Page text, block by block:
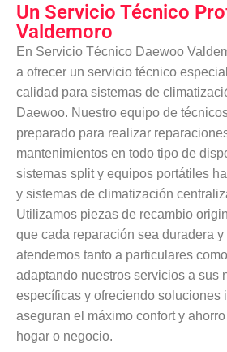
Un Servicio Técnico
Valdemoro
En Servicio Técnico Daewoo
a ofrecer un servicio técnico
calidad para sistemas de
Daewoo. Nuestro equipo de
preparado para realizar
mantenimientos en todo tipo de
sistemas split y equipos portátiles
y sistemas de climatización
Utilizamos piezas de recambio
que cada reparación sea duradera
atendemos tanto a particulares
adaptando nuestros servicios a sus
específicas y ofreciendo soluciones
aseguran el máximo confort y
hogar o negocio.